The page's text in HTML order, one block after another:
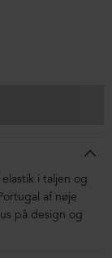
i taljen og
af nøje
på design og